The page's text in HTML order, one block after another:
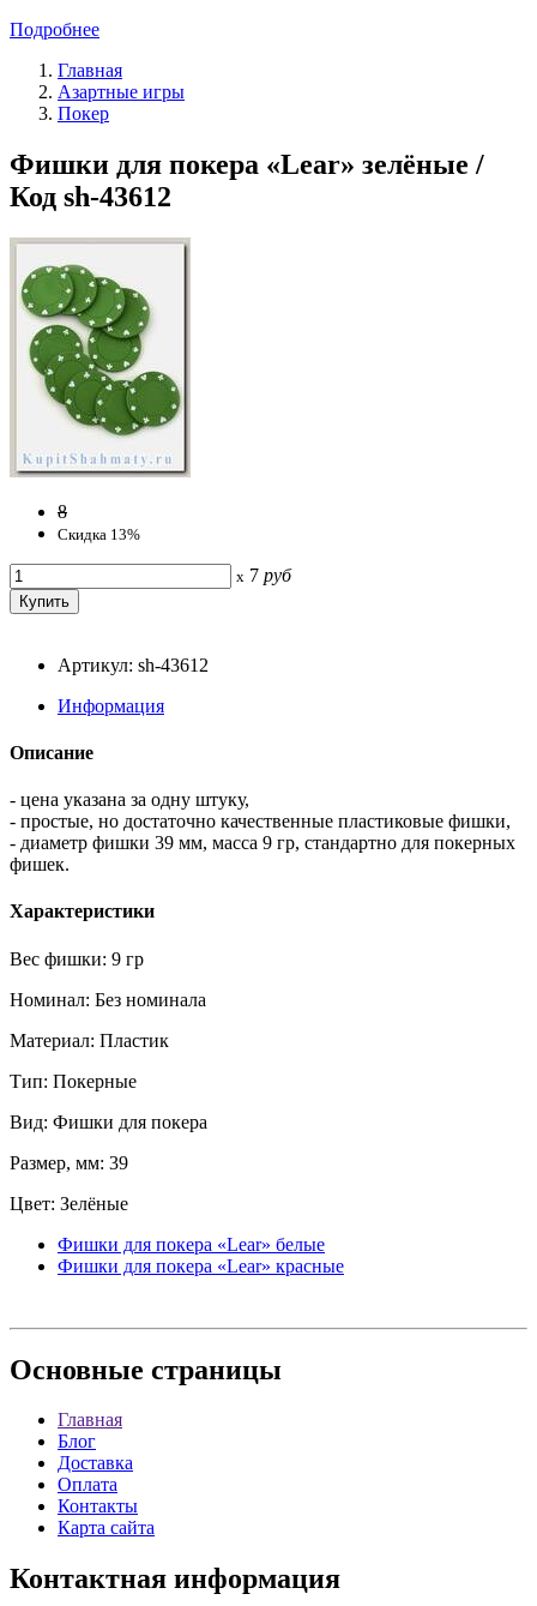
Подробнее
Главная
Азартные игры
Покер
Фишки для покера «Lear» зелёные /
Код sh-43612
8
Скидка 13%
x 7 руб
Артикул: sh-43612
Информация
Описание
- цена указана за одну штуку,
- простые, но достаточно качественные пластиковые фишки,
- диаметр фишки 39 мм, масса 9 гр, стандартно для покерных
фишек.
Характеристики
Вес фишки: 9 гр
Номинал: Без номинала
Материал: Пластик
Тип: Покерные
Вид: Фишки для покера
Размер, мм: 39
Цвет: Зелёные
Фишки для покера «Lear» белые
Фишки для покера «Lear» красные
Основные страницы
Главная
Блог
Доставка
Оплата
Контакты
Карта сайта
Контактная информация